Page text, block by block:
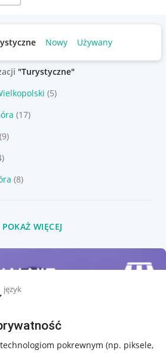
język
pokrewnym (np. piksele,
Nowy Używany
"Turystyczne"
(5)
(17)
(9)
(8)
POKAŻ WIĘCEJ